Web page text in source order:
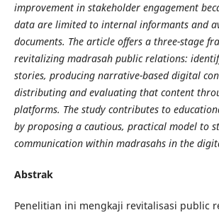
improvement in stakeholder engagement
data are limited to internal informants and
documents. The article offers a three-stage
revitalizing madrasah public relations:
stories, producing narrative-based digital
distributing and evaluating that content
platforms. The study contributes to
by proposing a cautious, practical model to
communication within madrasahs in the
Abstrak
Penelitian ini mengkaji revitalisasi public